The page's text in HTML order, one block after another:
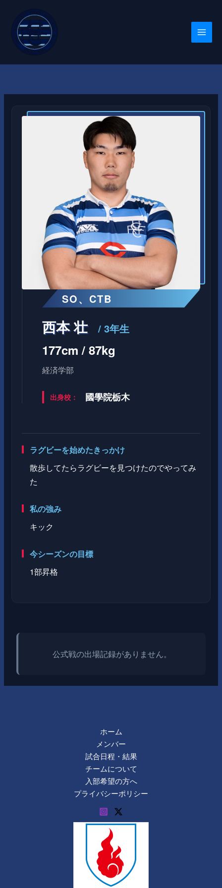
ッ
SO、CTB
西本 壮 / 3年生
177cm / 87kg
経済学部
出身校： 國學院栃木
ラグビーを始めたきっかけ
散歩してたらラグビーを見つけたのでやってみ
た
私の強み
キック
今シーズンの目標
1部昇格
公式戦の出場記録がありません。
ホーム
メンバー
試合日程・結果
チームについて
入部希望の方へ
プライバシーポリシー